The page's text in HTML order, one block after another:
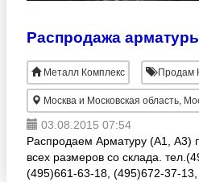
Металл Комплекс Продам
Москва и Московская область,
03.08.2015 07:54
Распродаем Арматуру (А1, А3)
всех размеров со склада.
(495)661-63-18, (495)672-37-13,